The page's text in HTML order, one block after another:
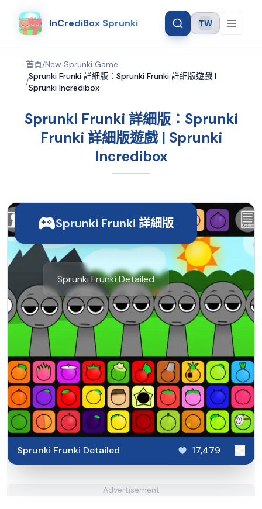
InCrediBox Sprunki Language
TW
首頁/New Sprunki Game
/
Sprunki Frunki 詳細版：Sprunki Frunki 詳細版遊戲 |
Sprunki Incredibox
Sprunki Frunki 詳細版：Sprunki
Frunki 詳細版遊戲 | Sprunki
Incredibox
Sprunki Frunki 詳細版
Sprunki Frunki Detailed
Sprunki Frunki Detailed 17,479
Advertisement